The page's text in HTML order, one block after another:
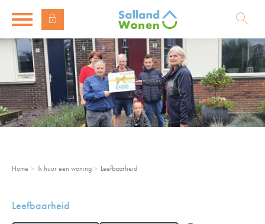
Naar hoofdinhoud
Naar hoofdnavigatiemenu
Naar zoeken
Naar de homepage
Ga naar Hoofd
Home Ik huur een woning Leefbaarheid
Leefbaarheid